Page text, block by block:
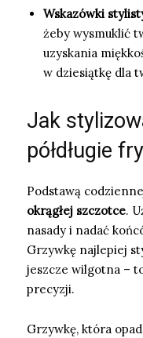
Wskazówki
żeby wysmuklić
uzyskania
w dziesiątkę dla
Jak
półdługie
Podstawą
okrągłej szczotce.
nasady i nadać
Grzywkę najlepiej
jeszcze wilgotna –
precyzji.
Grzywkę, która